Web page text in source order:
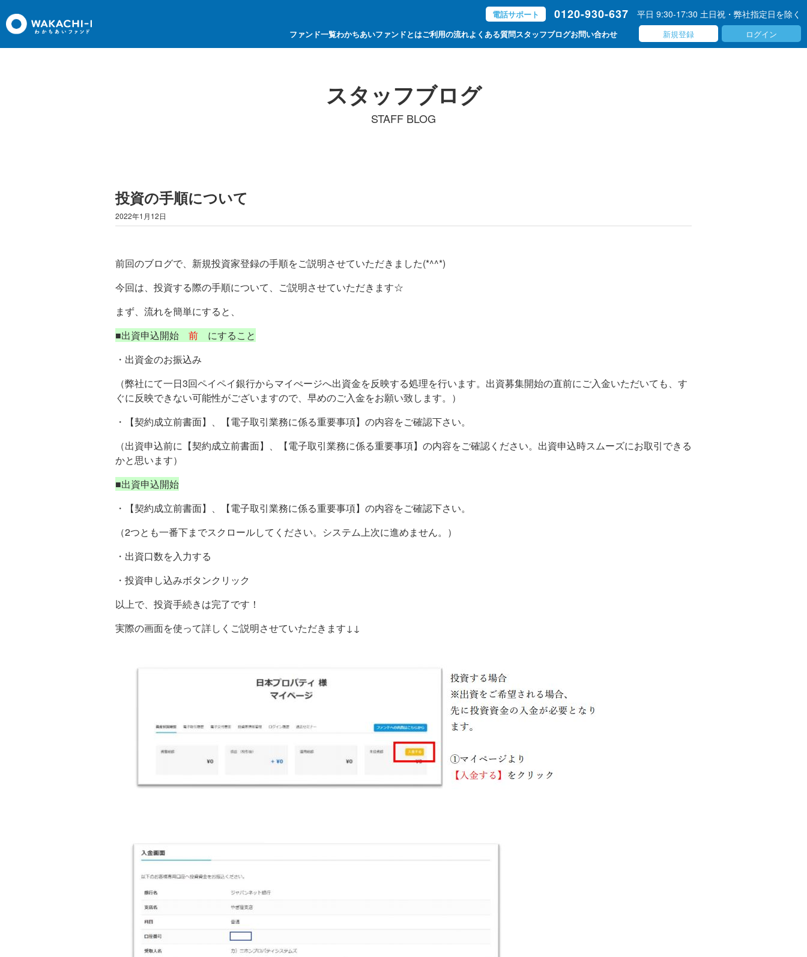
電話サポート 0120-930-637 平日 9:30-17:30 土日祝・弊社指定日を除く
ファンド一覧わかちあいファンドとはご利用の流れよくある質問スタッフブログお問い合わせ 新規登録 ログイン
スタッフブログ
STAFF BLOG
投資の手順について
2022年1月12日
前回のブログで、新規投資家登録の手順をご説明させていただきました(*^^*)
今回は、投資する際の手順について、ご説明させていただきます☆
まず、流れを簡単にすると、
■出資申込開始 前 にすること
・出資金のお振込み
（弊社にて一日3回ペイペイ銀行からマイぺージへ出資金を反映する処理を行います。出資募集開始の直前にご入金いただいても、す
ぐに反映できない可能性がございますので、早めのご入金をお願い致します。）
・【契約成立前書面】、【電子取引業務に係る重要事項】の内容をご確認下さい。
（出資申込前に【契約成立前書面】、【電子取引業務に係る重要事項】の内容をご確認ください。出資申込時スムーズにお取引できる
かと思います）
■出資申込開始
・【契約成立前書面】、【電子取引業務に係る重要事項】の内容をご確認下さい。
（2つとも一番下までスクロールしてください。システム上次に進めません。）
・出資口数を入力する
・投資申し込みボタンクリック
以上で、投資手続きは完了です！
実際の画面を使って詳しくご説明させていただきます↓↓